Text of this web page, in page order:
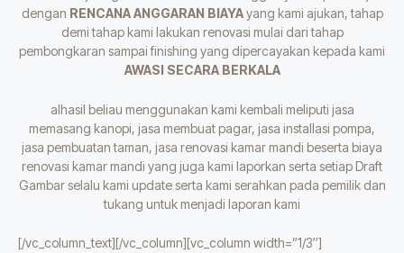
dengan RENCANA ANGGARAN BIAYAyang kami ajukan, tahap
demi tahap kami lakukan renovasi mulai dari tahap
pembongkaran sampai finishing yang dipercayakan kepada kami
AWASI SECARA BERKALA
alhasil beliau menggunakan kami kembali meliputi jasa
memasang kanopi, jasa membuat pagar, jasa installasi pompa,
jasa pembuatan taman, jasa renovasi kamar mandi beserta biaya
renovasi kamar mandi yang juga kami laporkan serta setiap Draft
Gambar selalu kami update serta kami serahkan pada pemilik dan
tukang untuk menjadi laporan kami
[/vc_column_text][/vc_column][vc_column width=”1/3″]